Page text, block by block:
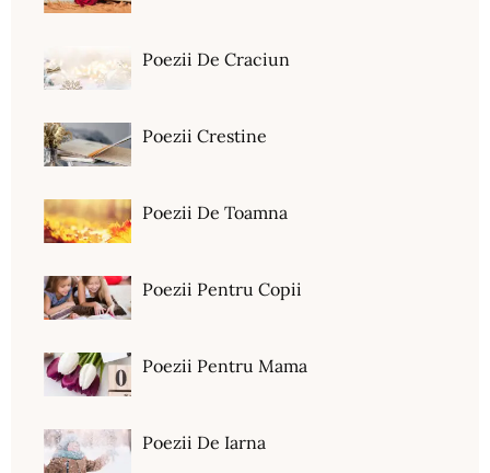
Poezii De Craciun
Poezii Crestine
Poezii De Toamna
Poezii Pentru Copii
Poezii Pentru Mama
Poezii De Iarna